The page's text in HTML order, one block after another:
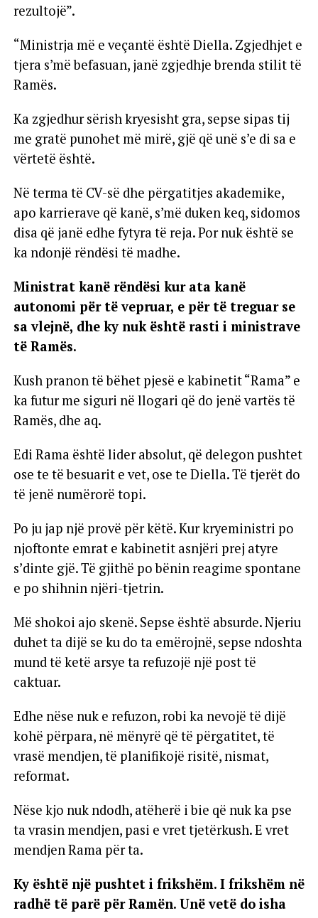
rezultojë”.
“Ministrja më e veçantë është Diella. Zgjedhjet e
tjera s’më befasuan, janë zgjedhje brenda stilit të
Ramës.
Ka zgjedhur sërish kryesisht gra, sepse sipas tij
me gratë punohet më mirë, gjë që unë s’e di sa e
vërtetë është.
Në terma të CV-së dhe përgatitjes akademike,
apo karrierave që kanë, s’më duken keq, sidomos
disa që janë edhe fytyra të reja. Por nuk është se
ka ndonjë rëndësi të madhe.
Ministrat kanë rëndësi kur ata kanë
autonomi për të vepruar, e për të treguar se
sa vlejnë, dhe ky nuk është rasti i ministrave
të Ramës.
Kush pranon të bëhet pjesë e kabinetit “Rama” e
ka futur me siguri në llogari që do jenë vartës të
Ramës, dhe aq.
Edi Rama është lider absolut, që delegon pushtet
ose te të besuarit e vet, ose te Diella. Të tjerët do
të jenë numërorë topi.
Po ju jap një provë për këtë. Kur kryeministri po
njoftonte emrat e kabinetit asnjëri prej atyre
s’dinte gjë. Të gjithë po bënin reagime spontane
e po shihnin njëri-tjetrin.
Më shokoi ajo skenë. Sepse është absurde. Njeriu
duhet ta dijë se ku do ta emërojnë, sepse ndoshta
mund të ketë arsye ta refuzojë një post të
caktuar.
Edhe nëse nuk e refuzon, robi ka nevojë të dijë
kohë përpara, në mënyrë që të përgatitet, të
vrasë mendjen, të planifikojë risitë, nismat,
reformat.
Nëse kjo nuk ndodh, atëherë i bie që nuk ka pse
ta vrasin mendjen, pasi e vret tjetërkush. E vret
mendjen Rama për ta.
Ky është një pushtet i frikshëm. I frikshëm në
radhë të parë për Ramën. Unë vetë do isha